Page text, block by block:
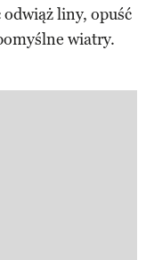
odwiąż liny, opuść
wiatry.